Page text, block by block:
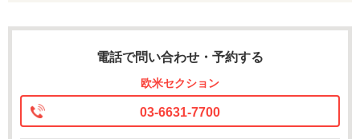
電話で問い合わせ・予約する
欧米セクション
03-6631-7700